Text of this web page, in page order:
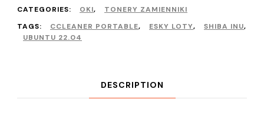
CATEGORIES:
OKI,
TONERY ZAMIENNIKI
TAGS:
CCLEANER PORTABLE, ESKY LOTY, SHIBA INU,
UBUNTU 22.04
DESCRIPTION